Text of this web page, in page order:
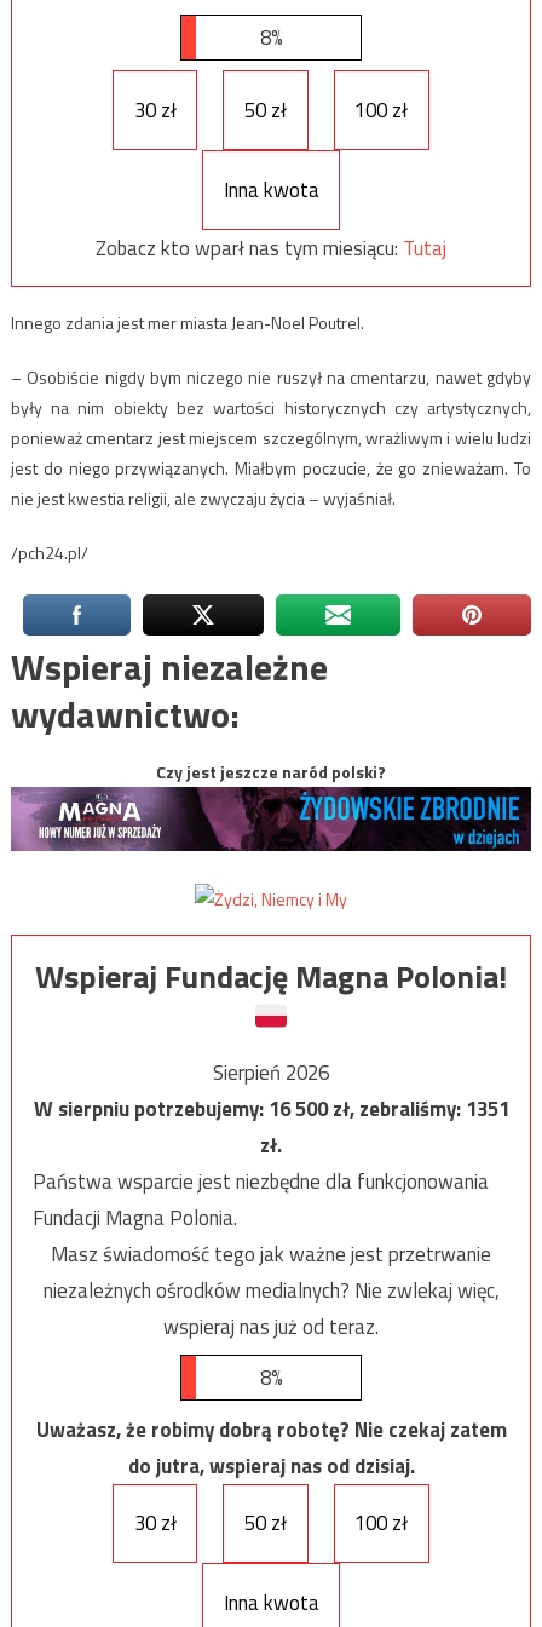
8%
30 zł 50 zł 100 zł
Inna kwota
Zobacz kto wparł nas tym miesiącu: Tutaj
Innego zdania jest mer miasta Jean-Noel Poutrel.
– Osobiście nigdy bym niczego nie ruszył na cmentarzu, nawet gdyby
były na nim obiekty bez wartości historycznych czy artystycznych,
ponieważ cmentarz jest miejscem szczególnym, wrażliwym i wielu ludzi
jest do niego przywiązanych. Miałbym poczucie, że go znieważam. To
nie jest kwestia religii, ale zwyczaju życia – wyjaśniał.
/pch24.pl/
Wspieraj niezależne
wydawnictwo:
Czy jest jeszcze naród polski?
Wspieraj Fundację Magna Polonia!
Sierpień 2026
W sierpniu potrzebujemy:16 500zł, zebraliśmy:1351
zł.
Państwa wsparcie jest niezbędne dla funkcjonowania
Fundacji Magna Polonia.
Masz świadomość tego jak ważne jest przetrwanie
niezależnych ośrodków medialnych? Nie zwlekaj więc,
wspieraj nas już od teraz.
8%
Uważasz, że robimy dobrą robotę? Nie czekaj zatem
do jutra, wspieraj nas od dzisiaj.
30 zł
50 zł 100 zł
Inna kwota